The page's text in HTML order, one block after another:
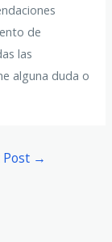
de
las
alguna duda o
Post →